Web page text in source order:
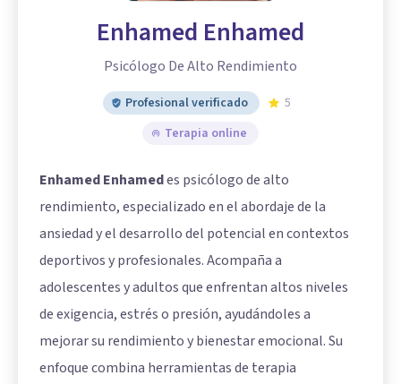
Enhamed Enhamed
Psicólogo De Alto Rendimiento
Profesional verificado
5
Terapia online
Enhamed Enhamedes psicólogo de alto
rendimiento, especializado en el abordaje de la
ansiedad y el desarrollo del potencial en contextos
deportivos y profesionales. Acompaña a
adolescentes y adultos que enfrentan altos niveles
de exigencia, estrés o presión, ayudándoles a
mejorar su rendimiento y bienestar emocional. Su
enfoque combina herramientas de terapia